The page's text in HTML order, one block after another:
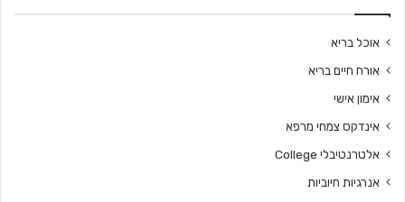
אוכל בריא
אורח חיים בריא
אימון אישי
אינדקס צמחי מרפא
אלטרנטיבלי College
אנרגיות חיוביות